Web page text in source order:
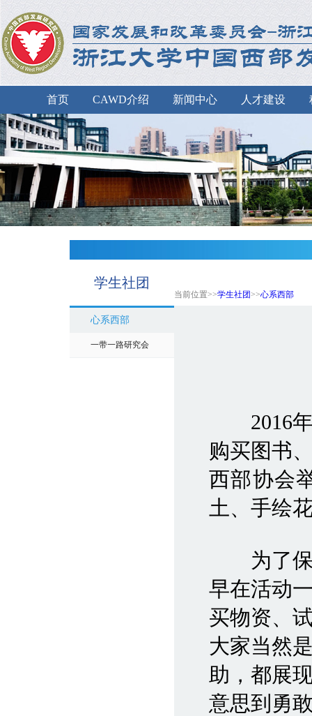
首页 CAWD介绍 新闻中心 人才建设
学生社团
当前位置>>学生社团>>心系西部
心系西部
一带一路研究会
2016年
购买图书
西部协会
土、手绘
为了保
早在活动
买物资、
大家当然
助，都展
意思到勇